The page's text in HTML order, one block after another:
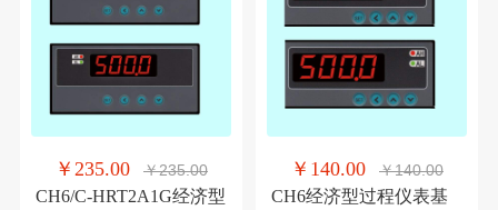
￥235.00 ￥235.00
CH6/C-HRT2A1G经济型
￥140.00 ￥140.00
CH6经济型过程仪表基